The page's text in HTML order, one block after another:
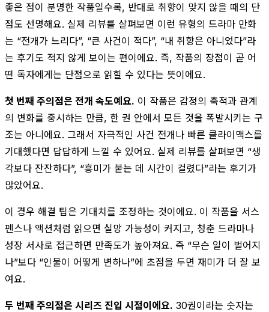
좋은 점이 분명한 작품일수록, 반대로 취향이 맞지 않을 때의 단
점도 선명해요. 실제 리뷰를 살펴보면 이런 유형의 드라마 만화
는 “전개가 느리다”, “큰 사건이 적다”, “내 취향은 아니었다”라
는 후기도 적지 않게 보이는 편이에요. 즉, 작품의 장점이 곧 어
떤 독자에게는 단점으로 읽힐 수 있다는 뜻이에요.
첫 번째 주의점은 전개 속도예요. 이 작품은 감정의 축적과 관계
의 변화를 중시하는 만큼, 한 권 안에서 모든 것을 폭발시키는 구
조는 아니에요. 그래서 자극적인 사건 전개나 빠른 클라이맥스를
기대했다면 답답하게 느낄 수 있어요. 실제 리뷰를 살펴보면 “생
각보다 잔잔하다”, “흥미가 붙는 데 시간이 걸렸다”라는 후기가
많았어요.
이 경우 해결 팁은 기대치를 조정하는 것이에요. 이 작품을 서스
펜스나 액션처럼 읽으면 실망 가능성이 커지고, 청춘 드라마나
성장 서사로 접근하면 만족도가 높아져요. 즉 “무슨 일이 벌어지
나”보다 “인물이 어떻게 변하나”에 초점을 두면 재미가 더 잘 보
여요.
두 번째 주의점은 시리즈 진입 시점이에요. 30권이라는 숫자는